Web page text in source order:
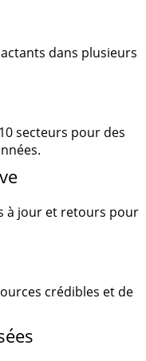
dans plusieurs
secteurs pour des
à jour et retours pour
crédibles et de